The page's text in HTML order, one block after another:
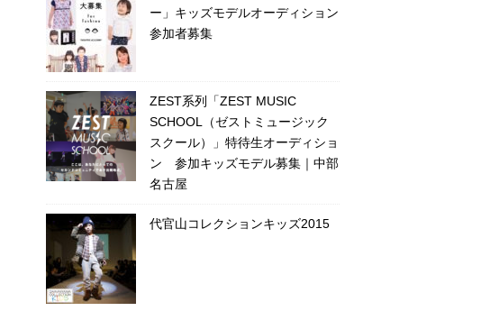
ー」キッズモデルオーディション
参加者募集
ZEST系列「ZEST MUSIC
SCHOOL（ゼストミュージック
スクール）」特待生オーディショ
ン 参加キッズモデル募集｜中部
名古屋
代官山コレクションキッズ2015